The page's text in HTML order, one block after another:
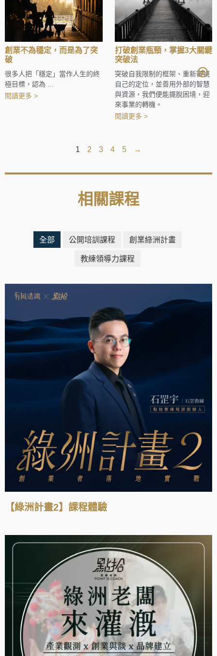
創業不為穩定，而是為了突
破
很多人把「穩定」當作人生的終
極目標，認為 ...
閱讀更多 >
打破創業瓶頸，掌握3大關鍵
突破法
突破自我限制的框架、重新審視
自己的定位，並善用外部的智慧
與資源，我們便能擺脫困境，迎
來事業的轉機。
閱讀更多 >
1 2 3 4 5 →
相關課程
全部 公開培訓課程
創業綠洲計畫
教練領導力課程
【綠洲計畫2】課程體驗